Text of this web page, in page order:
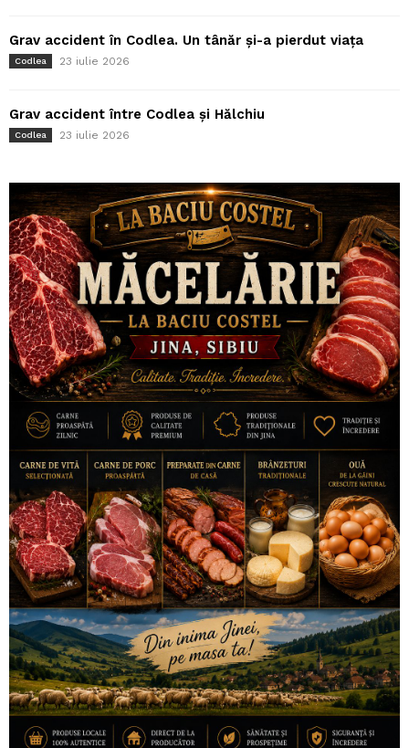
Grav accident în Codlea. Un tânăr și-a pierdut viața
Codlea 23 iulie 2026
Grav accident între Codlea și Hălchiu
Codlea 23 iulie 2026